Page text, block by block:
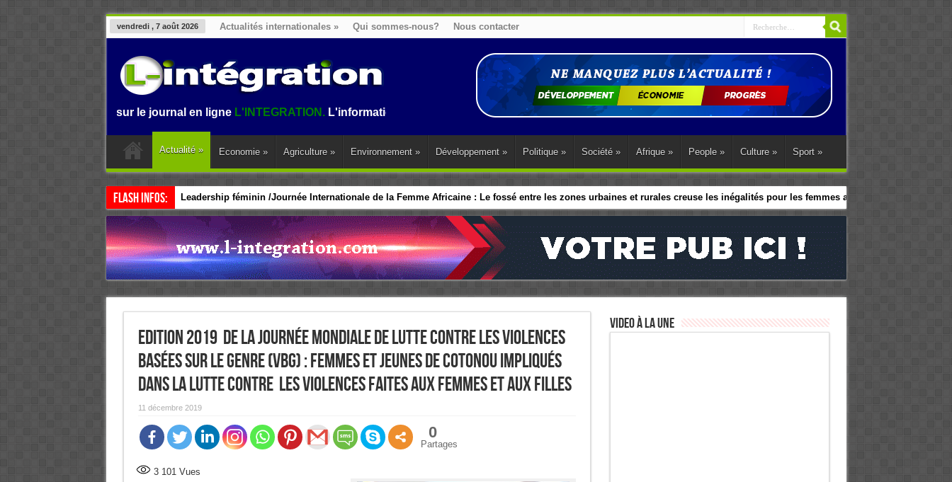
vendredi , 7 août 2026 Actualités internationales » Qui sommes-nous? Nous contacter
sur le journal en ligneL'INTEGRATION.L'information au Benin, en Afrique et dans le monde.
Actualité » Economie » Agriculture » Environnement » Développement » Politique » Société » Afrique » People » Culture » Sport »
Flash Infos: Leadership féminin /Journée Internationale de la Femme Africaine : Le fossé entre les zones urbaines et rurales creuse les inégalités pour les femmes africaines
Edition 2019 de la Journée mondiale de Lutte contre les Violences
basées sur le Genre (VBG) : Femmes et jeunes de Cotonou impliqués
dans la lutte contre les Violences faites aux femmes et aux filles
11 décembre 2019
0
Partages
3 101Vues
Video à la Une